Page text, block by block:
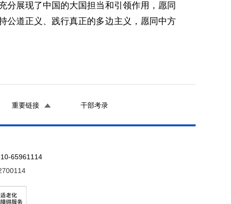
分展现了中国的大国担当和引领作用，愿同
公道正义、践行真正的多边主义，愿同中方
重要链接 干部考录
65961114